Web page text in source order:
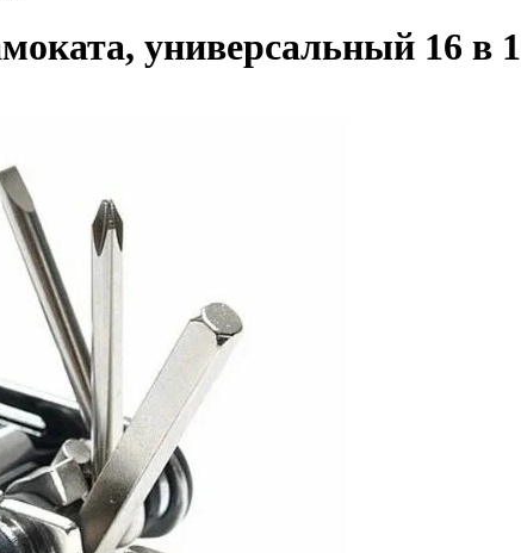
универсальный 16 в 1